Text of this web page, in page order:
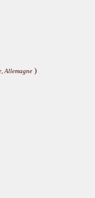
Allemagne )